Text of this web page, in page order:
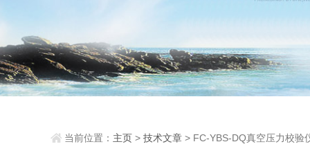
当前位置： 主页> 技术文章> FC-YBS-DQ真空压力校验